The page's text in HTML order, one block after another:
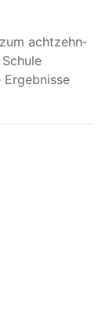
acht­zehn­